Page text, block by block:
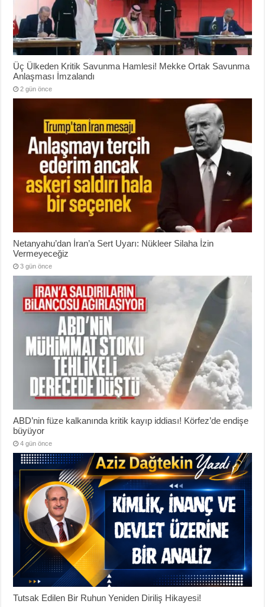
Üç Ülkeden Kritik Savunma Hamlesi! Mekke Ortak Savunma
Anlaşması İmzalandı
2 gün önce
Netanyahu’dan İran’a Sert Uyarı: Nükleer Silaha İzin
Vermeyeceğiz
3 gün önce
ABD’nin füze kalkanında kritik kayıp iddiası! Körfez’de endişe
büyüyor
4 gün önce
Tutsak Edilen Bir Ruhun Yeniden Diriliş Hikayesi!